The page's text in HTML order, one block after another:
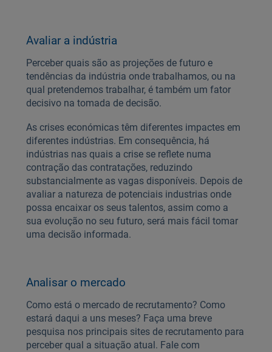
Avaliar a indústria
Perceber quais são as projeções de futuro e
tendências da indústria onde trabalhamos, ou na
qual pretendemos trabalhar, é também um fator
decisivo na tomada de decisão.
As crises económicas têm diferentes impactes em
diferentes indústrias. Em consequência, há
indústrias nas quais a crise se reflete numa
contração das contratações, reduzindo
substancialmente as vagas disponíveis. Depois de
avaliar a natureza de potenciais industrias onde
possa encaixar os seus talentos, assim como a
sua evolução no seu futuro, será mais fácil tomar
uma decisão informada.
Analisar o mercado
Como está o mercado de recrutamento? Como
estará daqui a uns meses? Faça uma breve
pesquisa nos principais sites de recrutamento para
perceber qual a situação atual. Fale com